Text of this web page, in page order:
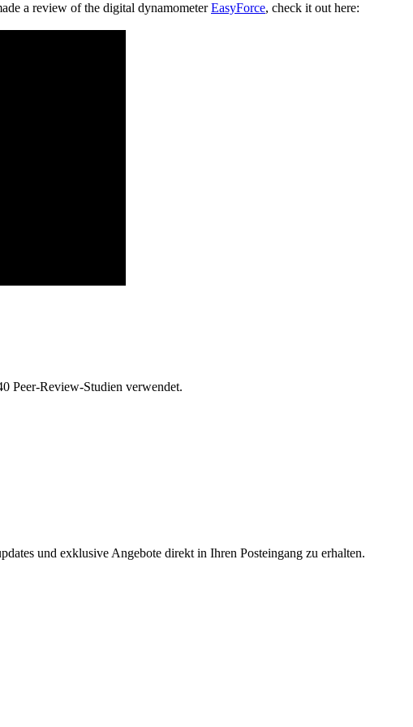
a review of the digital dynamometerEasyForce, check it out here:
Peer-Review-Studien verwendet.
und exklusive Angebote direkt in Ihren Posteingang zu erhalten.